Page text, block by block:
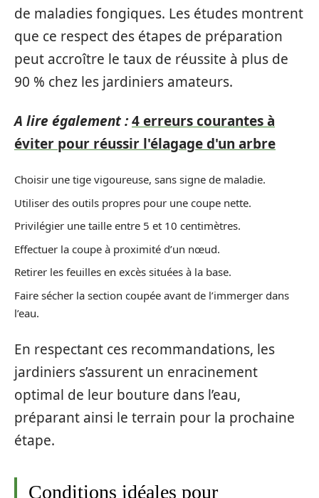
de maladies fongiques. Les études montrent
que ce respect des étapes de préparation
peut accroître le taux de réussite à plus de
90 % chez les jardiniers amateurs.
A lire également :4 erreurs courantes à
éviter pour réussir l'élagage d'un arbre
Choisir une tige vigoureuse, sans signe de maladie.
Utiliser des outils propres pour une coupe nette.
Privilégier une taille entre 5 et 10 centimètres.
Effectuer la coupe à proximité d’un nœud.
Retirer les feuilles en excès situées à la base.
Faire sécher la section coupée avant de l’immerger dans
l’eau.
En respectant ces recommandations, les
jardiniers s’assurent un enracinement
optimal de leur bouture dans l’eau,
préparant ainsi le terrain pour la prochaine
étape.
Conditions idéales pour